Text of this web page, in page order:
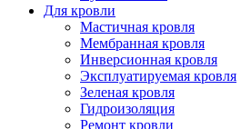
Для кровли
Мастичная кровля
Мембранная кровля
Инверсионная кровля
Эксплуатируемая кровля
Зеленая кровля
Гидроизоляция
Ремонт кровли